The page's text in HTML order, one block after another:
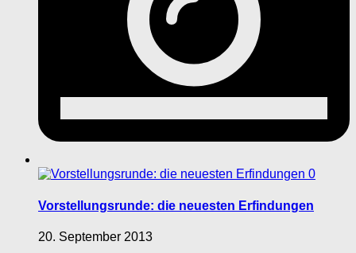
0
Vorstellungsrunde: die neuesten Erfindungen
20. September 2013